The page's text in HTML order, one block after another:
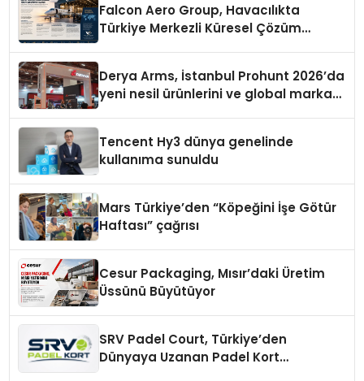
Falcon Aero Group, Havacılıkta
Türkiye Merkezli Küresel Çözüm
Derya Arms, İstanbul Prohunt 2026’da
yeni nesil ürünlerini ve global marka
Tencent Hy3 dünya genelinde
kullanıma sunuldu
Mars Türkiye’den “Köpeğini İşe Götür
Haftası” çağrısı
Cesur Packaging, Mısır’daki Üretim
Üssünü Büyütüyor
SRV Padel Court, Türkiye’den
Dünyaya Uzanan Padel Kort